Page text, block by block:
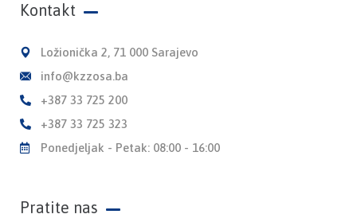
Kontakt
Ložionička 2, 71 000 Sarajevo
info@kzzosa.ba
+387 33 725 200
+387 33 725 323
Ponedjeljak - Petak: 08:00 - 16:00
Pratite nas